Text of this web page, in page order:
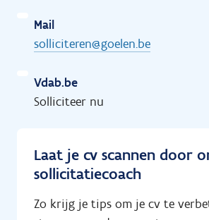
Mail
solliciteren@goelen.be
Vdab.be
Solliciteer nu
Laat je cv scannen door
sollicitatiecoach
Zo krijg je tips om je cv te